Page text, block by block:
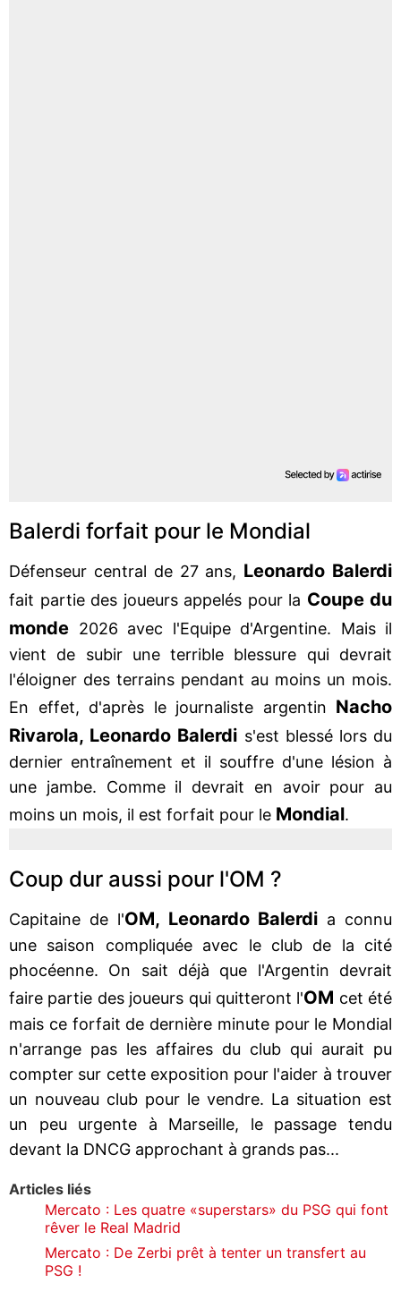
Balerdi forfait pour le Mondial
Défenseur central de 27 ans, Leonardo Balerdi
fait partie des joueurs appelés pour la Coupe du
monde 2026 avec l'Equipe d'Argentine. Mais il
vient de subir une terrible blessure qui devrait
l'éloigner des terrains pendant au moins un mois.
En effet, d'après le journaliste argentin Nacho
Rivarola, Leonardo Balerdi s'est blessé lors du
dernier entraînement et il souffre d'une lésion à
une jambe. Comme il devrait en avoir pour au
moins un mois, il est forfait pour le Mondial.
Coup dur aussi pour l'OM ?
Capitaine de l'OM, Leonardo Balerdi a connu
une saison compliquée avec le club de la cité
phocéenne. On sait déjà que l'Argentin devrait
faire partie des joueurs qui quitteront l'OM cet été
mais ce forfait de dernière minute pour le Mondial
n'arrange pas les affaires du club qui aurait pu
compter sur cette exposition pour l'aider à trouver
un nouveau club pour le vendre. La situation est
un peu urgente à Marseille, le passage tendu
devant la DNCG approchant à grands pas...
Articles liés
Mercato : Les quatre «superstars» du PSG qui font
rêver le Real Madrid
Mercato : De Zerbi prêt à tenter un transfert au
PSG !